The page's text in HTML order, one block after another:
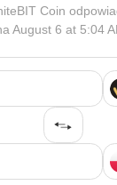
Coin
August 6 at 5:04